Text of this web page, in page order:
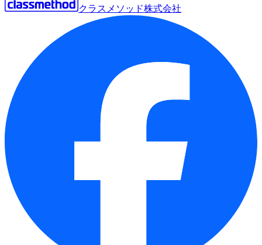
クラスメソッド株式会社